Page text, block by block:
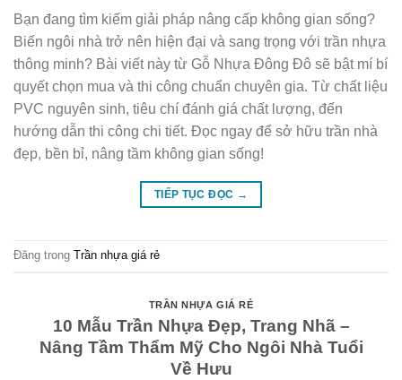
Bạn đang tìm kiếm giải pháp nâng cấp không gian sống?
Biến ngôi nhà trở nên hiện đại và sang trọng với trần nhựa
thông minh? Bài viết này từ Gỗ Nhựa Đông Đô sẽ bật mí bí
quyết chọn mua và thi công chuẩn chuyên gia. Từ chất liệu
PVC nguyên sinh, tiêu chí đánh giá chất lượng, đến
hướng dẫn thi công chi tiết. Đọc ngay để sở hữu trần nhà
đẹp, bền bỉ, nâng tầm không gian sống!
TIẾP TỤC ĐỌC →
Đăng trong Trần nhựa giá rẻ
TRẦN NHỰA GIÁ RẺ
10 Mẫu Trần Nhựa Đẹp, Trang Nhã –
Nâng Tầm Thẩm Mỹ Cho Ngôi Nhà Tuổi
Về Hưu